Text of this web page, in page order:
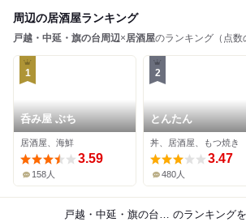
周辺の居酒屋ランキング
戸越・中延・旗の台周辺×居酒屋のランキング（点数
1
呑み屋 ぶち
居酒屋、海鮮
3.59
158人
2
とんたん
丼、居酒屋、もつ焼き
3.47
480人
戸越・中延・旗の台周辺×居酒屋 のランキング